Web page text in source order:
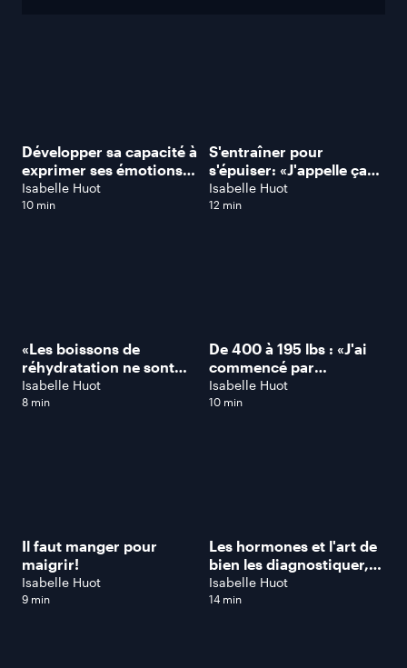
Développer sa capacité à
exprimer ses émotions
en 3 étapes
Isabelle Huot
10 min
S'entraîner pour
s'épuiser: «J'appelle ça
un entraînement de
clown!»
Isabelle Huot
12 min
«Les boissons de
réhydratation ne sont
pas pour tout le
monde!», dit Isabelle
Isabelle Huot
8 min
De 400 à 195 lbs : «J'ai
commencé par
manger!», dit Jacques
Aubin, conférencier et
Isabelle Huot
10 min
Il faut manger pour
maigrir!
Isabelle Huot
9 min
Les hormones et l'art de
bien les diagnostiquer,
expliqués par une
spécialiste de
Isabelle Huot
14 min